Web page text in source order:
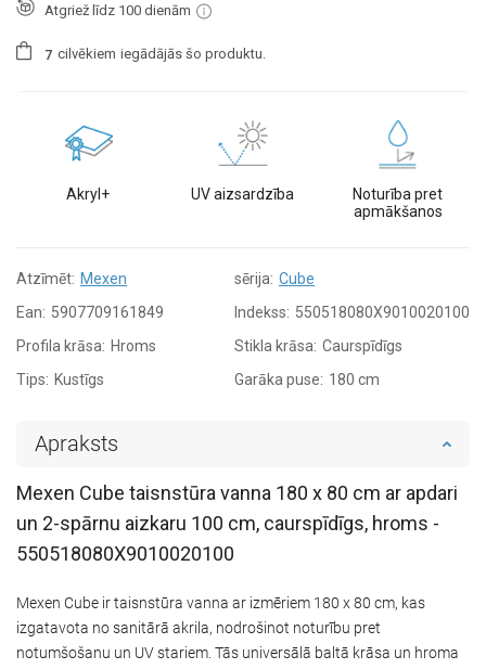
Atgriež līdz 100 dienām
7 cilvēkiem iegādājās šo produktu.
Akryl+ UV aizsardzība
Noturība pret
apmākšanos
Atzīmēt: Mexen sērija: Cube
Ean: 5907709161849 Indekss: 550518080X9010020100
Profila krāsa: Hroms Stikla krāsa: Caurspīdīgs
Tips: Kustīgs Garāka puse: 180 cm
Apraksts
Mexen Cube taisnstūra vanna 180 x 80 cm ar apdari
un 2-spārnu aizkaru 100 cm, caurspīdīgs, hroms -
550518080X9010020100
Mexen Cube ir taisnstūra vanna ar izmēriem 180 x 80 cm, kas
izgatavota no sanitārā akrila, nodrošinot noturību pret
notumšošanu un UV stariem. Tās universālā baltā krāsa un hroma